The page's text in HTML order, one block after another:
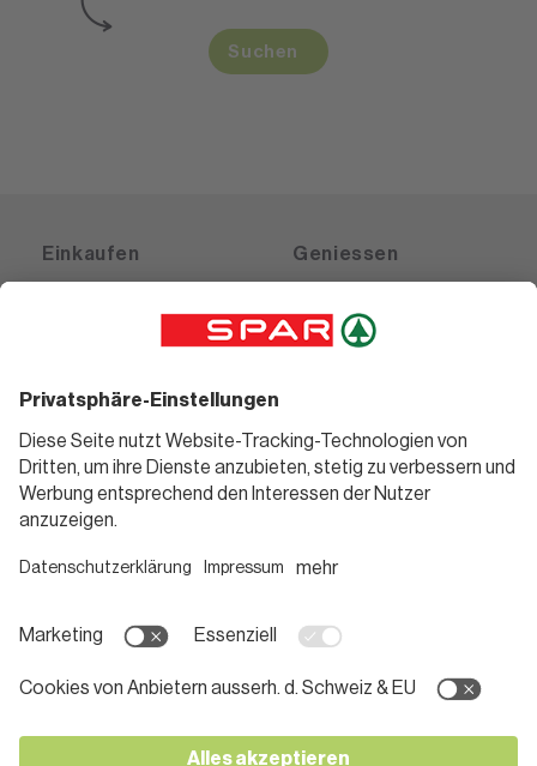
Suchen
Einkaufen
Gutscheine
Geniessen
Weinwelt
Bierwelt
Informieren
Teilnahmebedingungen
Pressemitteilungen
Karriere bei SPAR
Kontakt
Folge uns